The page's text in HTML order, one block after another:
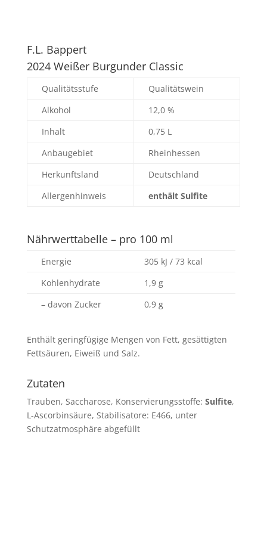
F.L. Bappert
2024 Weißer Burgunder Classic
Qualitätsstufe
Qualitätswein
Alkohol
12,0 %
Inhalt
0,75 L
Anbaugebiet
Rheinhessen
Herkunftsland
Deutschland
Allergenhinweis
enthält Sulfite
Nährwerttabelle – pro 100 ml
Energie
305 kJ / 73 kcal
Kohlenhydrate
1,9 g
– davon Zucker
0,9 g
Enthält geringfügige Mengen von Fett, gesättigten
Fettsäuren, Eiweiß und Salz.
Zutaten
Trauben, Saccharose, Konservierungsstoffe: Sulfite,
L-Ascorbinsäure, Stabilisatore: E466, unter
Schutzatmosphäre abgefüllt